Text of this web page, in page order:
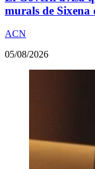
murals de
ACN
05/08/2026